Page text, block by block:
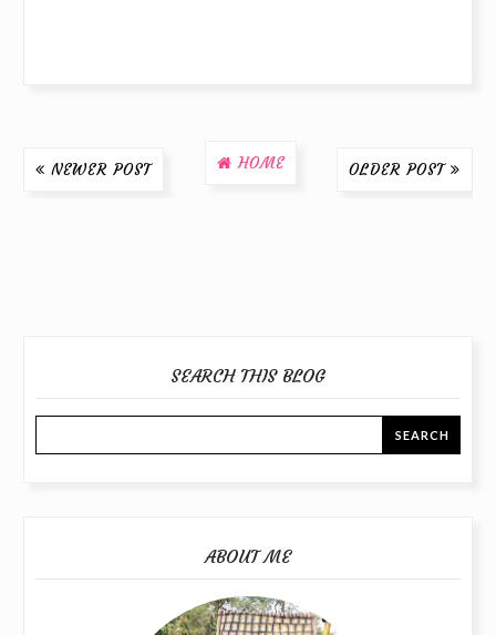
NEWER POST OLDER POST
HOME
SEARCH THIS BLOG
ABOUT ME